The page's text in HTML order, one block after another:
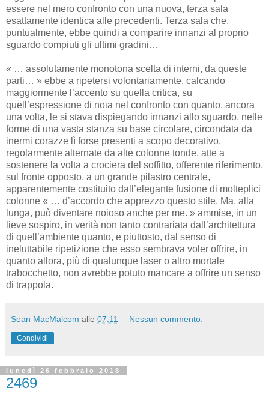
essere nel mero confronto con una nuova, terza sala
esattamente identica alle precedenti. Terza sala che,
puntualmente, ebbe quindi a comparire innanzi al proprio
sguardo compiuti gli ultimi gradini…
« … assolutamente monotona scelta di interni, da queste
parti… » ebbe a ripetersi volontariamente, calcando
maggiormente l’accento su quella critica, su
quell’espressione di noia nel confronto con quanto, ancora
una volta, le si stava dispiegando innanzi allo sguardo, nelle
forme di una vasta stanza su base circolare, circondata da
inermi corazze lì forse presenti a scopo decorativo,
regolarmente alternate da alte colonne tonde, atte a
sostenere la volta a crociera del soffitto, offerente riferimento,
sul fronte opposto, a un grande pilastro centrale,
apparentemente costituito dall’elegante fusione di molteplici
colonne « … d’accordo che apprezzo questo stile. Ma, alla
lunga, può diventare noioso anche per me. » ammise, in un
lieve sospiro, in verità non tanto contrariata dall’architettura
di quell’ambiente quanto, e piuttosto, dal senso di
ineluttabile ripetizione che esso sembrava voler offrire, in
quanto allora, più di qualunque laser o altro mortale
trabocchetto, non avrebbe potuto mancare a offrire un senso
di trappola.
Sean MacMalcom alle 07:11 Nessun commento:
Condividi
lunedì 26 febbraio 2018
2469